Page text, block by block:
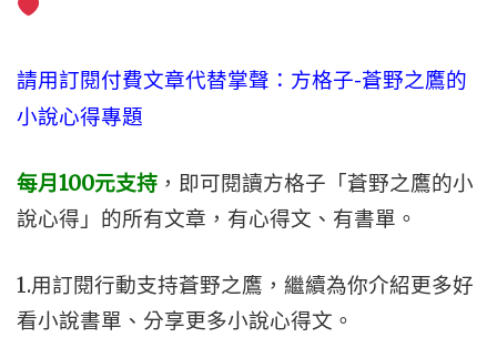
請用訂閱付費文章代替掌聲 ：方格子-蒼野之鷹的
小說心得專題
每月100元支持 ，即可閱讀方格子「蒼野之鷹的小
說心得」的所有文章，有心得文、有書單。
1.用訂閱行動支持蒼野之鷹，繼續為你介紹更多好
看小說書單、分享更多小說心得文。